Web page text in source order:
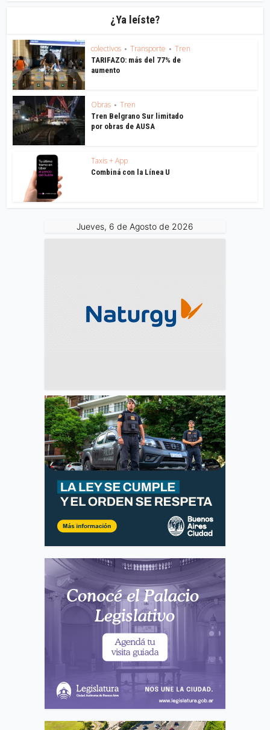
¿Ya leíste?
colectivos • Transporte • Tren
TARIFAZO: más del 77% de
aumento
Obras • Tren
Tren Belgrano Sur limitado
por obras de AUSA
Taxis + App
Combiná con la Línea U
Jueves, 6 de Agosto de 2026